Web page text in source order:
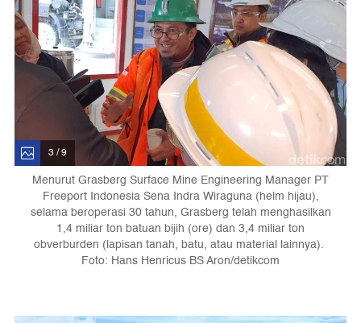
3 / 9
Menurut Grasberg Surface Mine Engineering Manager PT
Freeport Indonesia Sena Indra Wiraguna (helm hijau),
selama beroperasi 30 tahun, Grasberg telah menghasilkan
1,4 miliar ton batuan bijih (ore) dan 3,4 miliar ton
obverburden (lapisan tanah, batu, atau material lainnya).
Foto: Hans Henricus BS Aron/detikcom